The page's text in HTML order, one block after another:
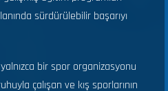
sürdürülebilir başarıyı
bir spor organizasyonu
çalışan ve kış sporlarının